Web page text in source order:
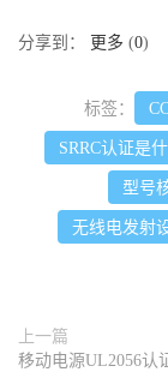
分享到： 更多 (0)
标签：
SRRC认证是
型号
无线电发射
上一篇
移动电源UL2056认